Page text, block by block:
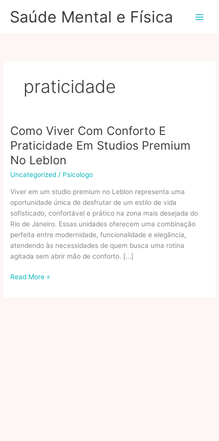
paraSaúde Mental e Física
praticidade
Como Viver Com Conforto E
Praticidade Em Studios Premium
No Leblon
Uncategorized / Psicologo
Viver em um studio premium no Leblon representa uma
oportunidade única de desfrutar de um estilo de vida
sofisticado, confortável e prático na zona mais desejada do
Rio de Janeiro. Essas unidades oferecem uma combinação
perfeita entre modernidade, funcionalidade e elegância,
atendendo às necessidades de quem busca uma rotina
agitada sem abrir mão de conforto. […]
Como
Read More »